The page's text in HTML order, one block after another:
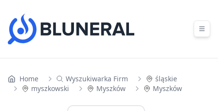
Home Wyszukiwarka Firm
śląskie
myszkowski
Myszków Myszków